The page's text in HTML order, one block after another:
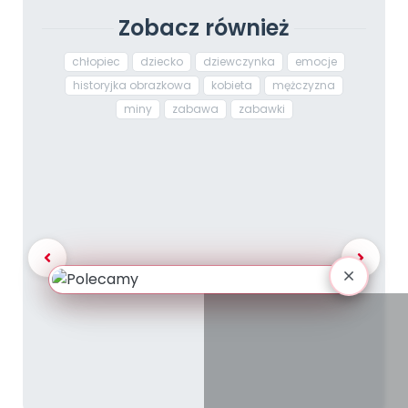
Zobacz również
chłopiec dziecko dziewczynka
emocje
historyjka obrazkowa
kobieta
mężczyzna
miny
zabawa zabawki